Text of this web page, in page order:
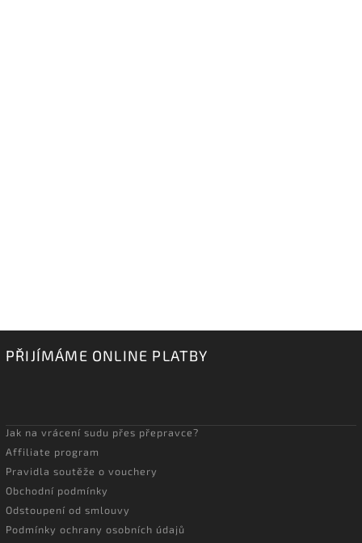
PŘIJÍMÁME ONLINE PLATBY
Jak na vrácení sudu přes přepravce?
Affiliate program
Pravidla soutěže o vouchery
Obchodní podmínky
Odstoupení od smlouvy
Podmínky ochrany osobních údajů